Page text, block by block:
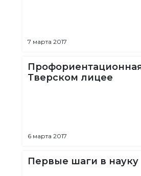
7 марта 2017
Тверском лицее
6 марта 2017
Первые шаги в науку